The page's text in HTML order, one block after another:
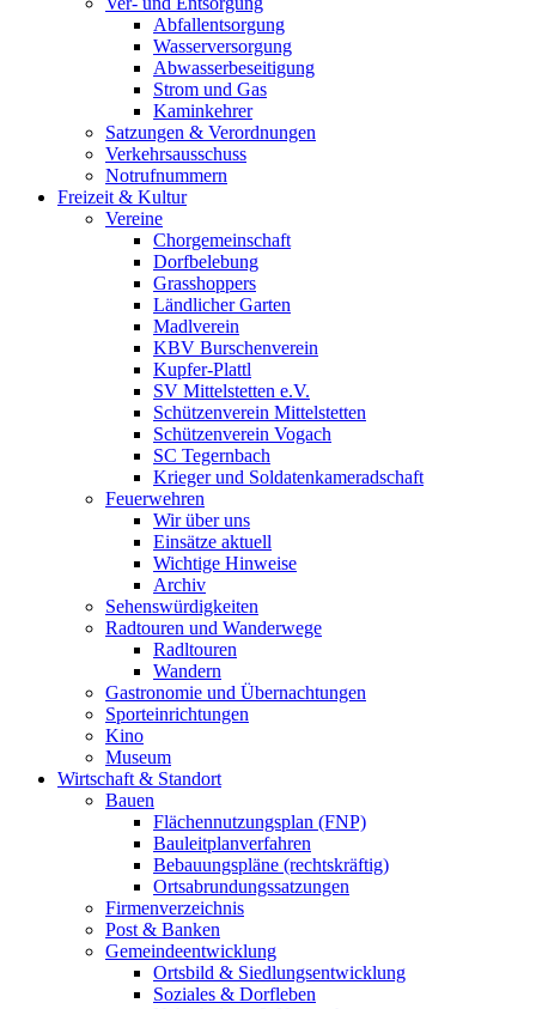
Abfallentsorgung
Wasserversorgung
Abwasserbeseitigung
Strom und Gas
Kaminkehrer
Satzungen & Verordnungen
Verkehrsausschuss
Notrufnummern
Freizeit & Kultur
Vereine
Chorgemeinschaft
Dorfbelebung
Grasshoppers
Ländlicher Garten
Madlverein
KBV Burschenverein
Kupfer-Plattl
SV Mittelstetten e.V.
Schützenverein Mittelstetten
Schützenverein Vogach
SC Tegernbach
Krieger und Soldatenkameradschaft
Feuerwehren
Wir über uns
Einsätze aktuell
Wichtige Hinweise
Archiv
Sehenswürdigkeiten
Radtouren und Wanderwege
Radltouren
Wandern
Gastronomie und Übernachtungen
Sporteinrichtungen
Kino
Museum
Wirtschaft & Standort
Bauen
Flächennutzungsplan (FNP)
Bauleitplanverfahren
Bebauungspläne (rechtskräftig)
Ortsabrundungssatzungen
Firmenverzeichnis
Post & Banken
Gemeindeentwicklung
Ortsbild & Siedlungsentwicklung
Soziales & Dorfleben